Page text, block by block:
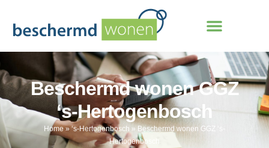
Beschermd wonen GGZ
‘s-Hertogenbosch
Home»‘s-Hertogenbosch » Beschermd wonen GGZ ‘s-
Hertogenbosch